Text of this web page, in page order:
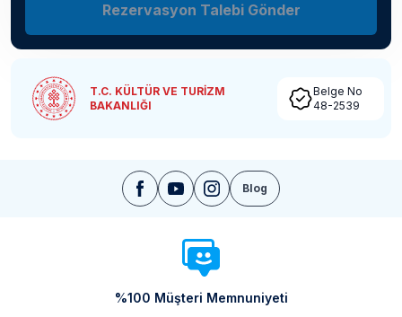
Rezervasyon Talebi Gönder
T.C. KÜLTÜR VE TURİZM
BAKANLIĞI
Belge No
48-2539
Blog
%100 Müşteri Memnuniyeti